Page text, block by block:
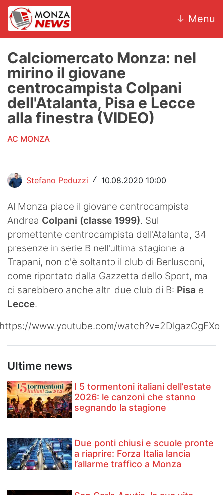
↓ Menu
News
AC Monza
Calcio
Volley
Altri sport
Hockey
Pallanuoto
Pallamano
Altre
News
Turismo
Eventi
Calciomercato Monza: nel
mirino il giovane
centrocampista Colpani
dell'Atalanta, Pisa e Lecce
alla finestra (VIDEO)
AC MONZA
Stefano Peduzzi / 10.08.2020 10:00
Al Monza piace il giovane centrocampista
Andrea Colpani (classe 1999). Sul
promettente centrocampista dell'Atalanta, 34
presenze in serie B nell'ultima stagione a
Trapani, non c'è soltanto il club di Berlusconi,
come riportato dalla Gazzetta dello Sport, ma
ci sarebbero anche altri due club di B: Pisa e
Lecce.
https://www.youtube.com/watch?v=2DlgazCgFXo
Ultime news
I 5 tormentoni italiani dell’estate
2026: le canzoni che stanno
segnando la stagione
Due ponti chiusi e scuole pronte
a riaprire: Forza Italia lancia
l’allarme traffico a Monza